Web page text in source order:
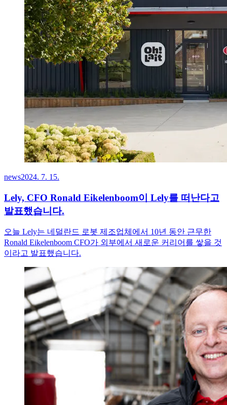
news2024. 7. 15.
Lely, CFO Ronald Eikelenboom이 Lely를 떠난다고
발표했습니다.
오늘 Lely는 네덜란드 로봇 제조업체에서 10년 동안 근무한
Ronald Eikelenboom CFO가 외부에서 새로운 커리어를 쌓을 것
이라고 발표했습니다.